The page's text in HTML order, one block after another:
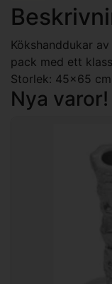
Kökshanddukar
pack med ett
Storlek: 45x65 cm
Nya varor!